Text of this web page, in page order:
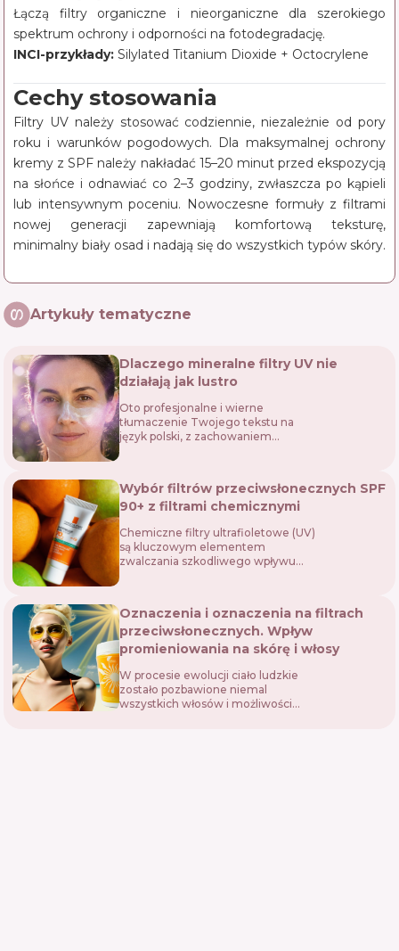
Łączą filtry organiczne i nieorganiczne dla szerokiego
spektrum ochrony i odporności na fotodegradację.
INCI-przykłady: Silylated Titanium Dioxide + Octocrylene
Cechy stosowania
Filtry UV należy stosować codziennie, niezależnie od pory
roku i warunków pogodowych. Dla maksymalnej ochrony
kremy z SPF należy nakładać 15–20 minut przed ekspozycją
na słońce i odnawiać co 2–3 godziny, zwłaszcza po kąpieli
lub intensywnym poceniu. Nowoczesne formuły z filtrami
nowej generacji zapewniają komfortową teksturę,
minimalny biały osad i nadają się do wszystkich typów skóry.
Artykuły tematyczne
Dlaczego mineralne filtry UV nie
działają jak lustro
Oto profesjonalne i wierne
tłumaczenie Twojego tekstu na
język polski, z zachowaniem
Wśród użytkowników k...
Wybór filtrów przeciwsłonecznych SPF
90+ z filtrami chemicznymi
Chemiczne filtry ultrafioletowe (UV)
są kluczowym elementem
zwalczania szkodliwego wpływu
przeciwsłoneczn...
Oznaczenia i oznaczenia na filtrach
przeciwsłonecznych. Wpływ
promieniowania na skórę i włosy
W procesie ewolucji ciało ludzkie
zostało pozbawione niemal
wszystkich włosów i możliwości